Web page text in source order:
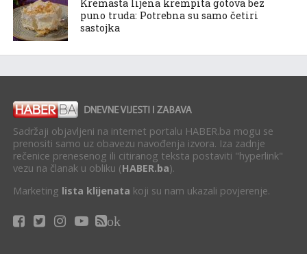
Kremasta lijena krempita gotova bez
puno truda: Potrebna su samo četiri
sastojka
Sadržaji objavljeni na internet portalu HABER.ba mogu se
prenositi samo uz obavezu navođenja izvora. Iza zadnje
rečenice prenesenog ili citiranog teksta postaviti "hyperlink"
vezu na članak u obliku (HABER.ba).
Marketing lista klijenata koji su nam ukazali povjerenje.
ok